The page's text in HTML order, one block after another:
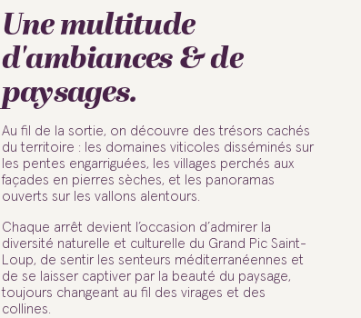
Une multitude
d'ambiances & de
paysages.
Au fil de la sortie, on découvre des trésors cachés
du territoire : les domaines viticoles disséminés sur
les pentes engarriguées, les villages perchés aux
façades en pierres sèches, et les panoramas
ouverts sur les vallons alentours.
Chaque arrêt devient l’occasion d’admirer la
diversité naturelle et culturelle du Grand Pic Saint-
Loup, de sentir les senteurs méditerranéennes et
de se laisser captiver par la beauté du paysage,
toujours changeant au fil des virages et des
collines.